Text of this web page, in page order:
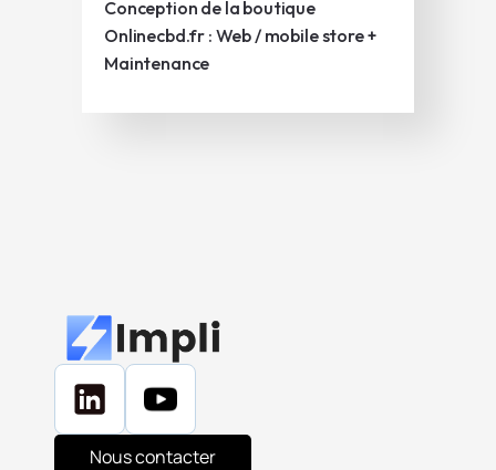
Conception de la boutique
Onlinecbd.fr : Web / mobile store +
Maintenance
Nous contacter